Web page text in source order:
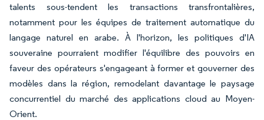
talents sous-tendent les transactions transfrontalières,
notamment pour les équipes de traitement automatique du
langage naturel en arabe. À l'horizon, les politiques d'IA
souveraine pourraient modifier l'équilibre des pouvoirs en
faveur des opérateurs s'engageant à former et gouverner des
modèles dans la région, remodelant davantage le paysage
concurrentiel du marché des applications cloud au Moyen-
Orient.